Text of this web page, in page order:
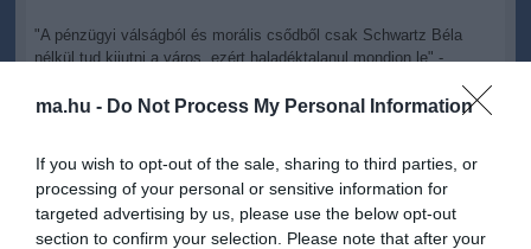
ma.hu - Do Not Process My Personal Information
If you wish to opt-out of the sale, sharing to third parties, or
processing of your personal or sensitive information for
targeted advertising by us, please use the below opt-out
section to confirm your selection. Please note that after your
"A pénzügyi válságból és morális csődből csak Schwartz Béla
nélkül tud kijutni a város, ezért haladéktalanul mondjon le" -
megbukott, és nincs más választása, mint hogy veszi a kalapját",
és elmegy Ajkáról haza Veszprémbe.
Elmondta: neki felkínálta az MSZP-frakció, hogy évi 720 ezer